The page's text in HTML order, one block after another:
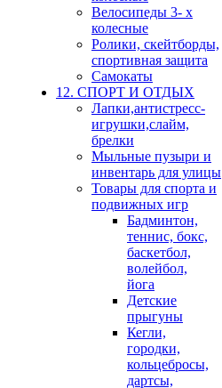
Велосипеды 3- х
колесные
Ролики, скейтборды,
спортивная защита
Самокаты
12. СПОРТ И ОТДЫХ
Лапки,антистресс-
игрушки,слайм,
брелки
Мыльные пузыри и
инвентарь для улицы
Товары для спорта и
подвижных игр
Бадминтон,
теннис, бокс,
баскетбол,
волейбол,
йога
Детские
прыгуны
Кегли,
городки,
кольцебросы,
дартсы,